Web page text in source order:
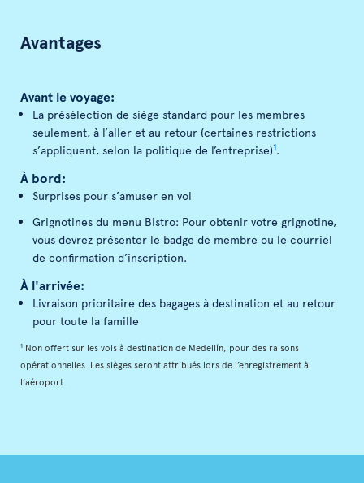
Avantages
Avant le voyage:
La présélection de siège standard pour les membres
seulement, à l’aller et au retour (certaines restrictions
s’appliquent, selon la politique de l’entreprise)1.
À bord:
Surprises pour s’amuser en vol
Grignotines du menu Bistro: Pour obtenir votre grignotine,
vous devrez présenter le badge de membre ou le courriel
de confirmation d’inscription.
À l'arrivée:
Livraison prioritaire des bagages à destination et au retour
pour toute la famille
1 Non offert sur les vols à destination de Medellín, pour des raisons
opérationnelles. Les sièges seront attribués lors de l’enregistrement à
l’aéroport.